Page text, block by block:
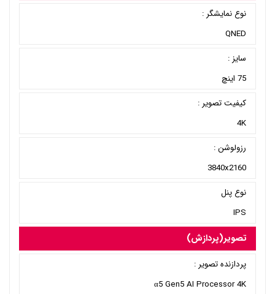
نوع نمایشگر :
QNED
سایز :
75 اینچ
کیفیت تصویر :
4K
رزولوشن :
3840x2160
نوع پنل
IPS
تصویر(پردازش)
پردازنده تصویر :
α5 Gen5 AI Processor 4K